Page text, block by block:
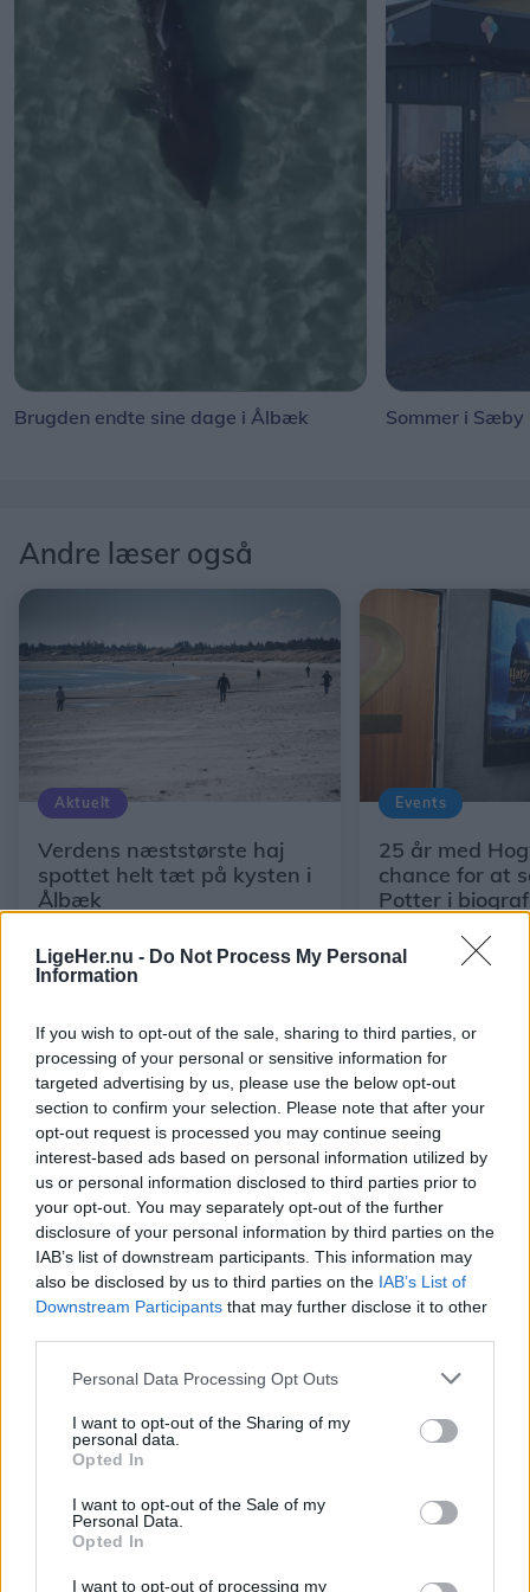
LigeHer.nu - Do Not Process My Personal
Information
If you wish to opt-out of the sale, sharing to third parties, or
processing of your personal or sensitive information for
targeted advertising by us, please use the below opt-out
section to confirm your selection. Please note that after your
opt-out request is processed you may continue seeing
interest-based ads based on personal information utilized by
us or personal information disclosed to third parties prior to
your opt-out. You may separately opt-out of the further
disclosure of your personal information by third parties on the
IAB’s list of downstream participants. This information may
also be disclosed by us to third parties on the IAB’s List of
Downstream Participants that may further disclose it to other
Personal Data Processing Opt Outs
I want to opt-out of the Sharing of my
personal data.
Opted In
I want to opt-out of the Sale of my
Personal Data.
Opted In
I want to opt-out of processing my
Brugden endte sine dage i Ålbæk Sommer i Sæby
Andre læser også
Aktuelt
Verdens næststørste haj
spottet helt tæt på kysten i
Ålbæk
Events
25 år med
chance for at
Potter i
Hajen i Ålbæk er død: - Den har
Freja Hesthaven